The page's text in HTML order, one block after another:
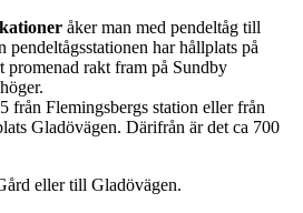
åker man med pendeltåg till
har hållplats på
promenad rakt fram på Sundby
från Flemingsbergs station eller från
Gladövägen. Därifrån är det ca 700
eller till Gladövägen.